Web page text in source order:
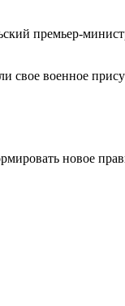
премьер-
военное
новое